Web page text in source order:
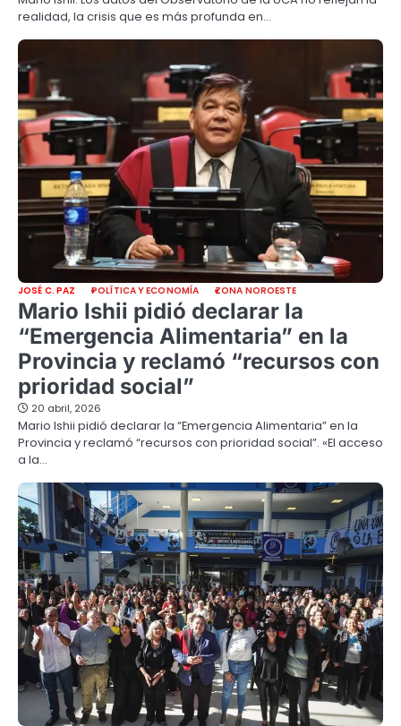
realidad, la crisis que es más profunda en…
JOSÉ C. PAZ POLÍTICA Y ECONOMÍA ZONA NOROESTE
Mario Ishii pidió declarar la
“Emergencia Alimentaria” en la
Provincia y reclamó “recursos con
prioridad social”
20 abril, 2026
Mario Ishii pidió declarar la “Emergencia Alimentaria” en la
Provincia y reclamó “recursos con prioridad social”. «El acceso
a la…